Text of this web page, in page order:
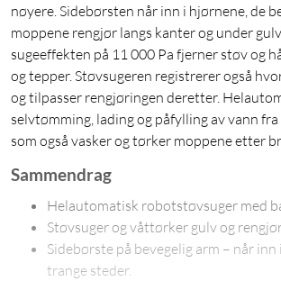
nøyere. Sidebørsten når inn i hjørnene, de
moppene rengjør langs kanter og under
sugeeffekten på 11 000 Pa fjerner støv og
og tepper. Støvsugeren registrerer også
og tilpasser rengjøringen deretter.
selvtømming, lading og påfylling av vann
som også vasker og tørker moppene etter
Sammendrag
Helautomatisk robotstøvsuger med
Støvsuger og våttørker gulv og
Sidebørste på bevegelig arm – når
trange steder.